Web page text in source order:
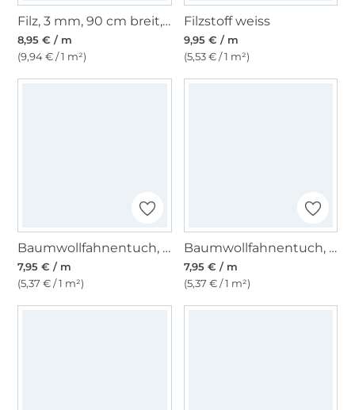
Filz, 3 mm, 90 cm breit, rot
8,95 € / m
(9,94 € / 1 m²)
Filzstoff weiss
9,95 € / m
(5,53 € / 1 m²)
Baumwollfahnentuch, olivgrün
7,95 € / m
(5,37 € / 1 m²)
Baumwollfahnentuch, orange
7,95 € / m
(5,37 € / 1 m²)